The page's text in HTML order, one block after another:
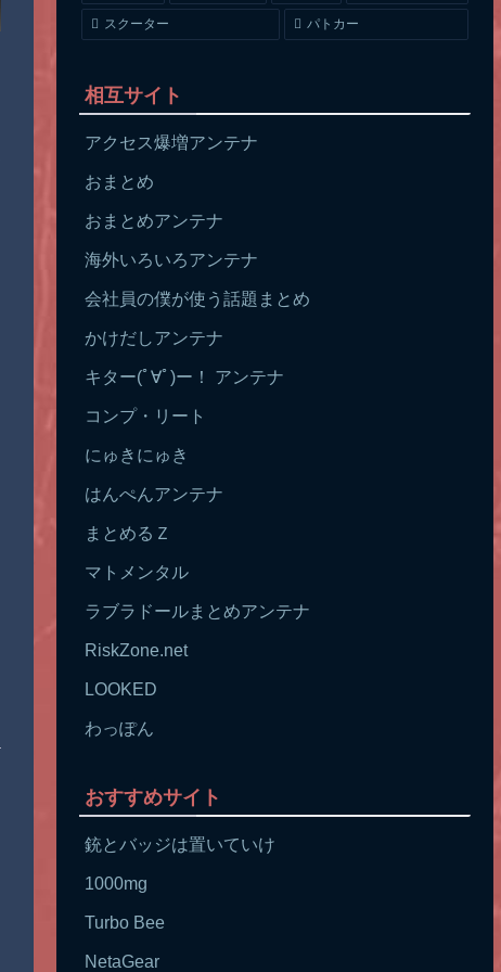
スクーター パトカー
相互サイト
アクセス爆増アンテナ
おまとめ
おまとめアンテナ
海外いろいろアンテナ
会社員の僕が使う話題まとめ
かけだしアンテナ
キター(ﾟ∀ﾟ)ー！ アンテナ
コンプ・リート
にゅきにゅき
はんぺんアンテナ
まとめるＺ
マトメンタル
ラブラドールまとめアンテナ
RiskZone.net
LOOKED
わっぽん
おすすめサイト
銃とバッジは置いていけ
1000mg
Turbo Bee
NetaGear